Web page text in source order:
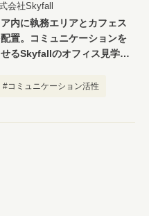
おしゃれオフィス
ュニケーション
会社Skyfall
内に執務エリアとカフェス
置。コミュニケーションを
るSkyfallのオフィス見学ツ
#コミュニケーション活性